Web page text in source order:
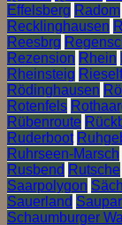
Effelsberg Radom
Recklinghausen
Reesbrg
Rezension Rhein
Rheinsteig
Rödinghausen
Rotenfels
Rübenroute
Ruderboot
Ruhrseen-Marsch
Rusbend Rutsche
Saarpolygon
Sauerland
Schaumburger